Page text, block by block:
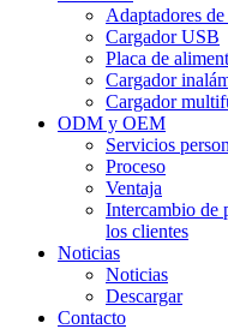
Adaptadores
Cargador USB
Placa de
Cargador
Cargador
ODM y OEM
Servicios
Proceso
Ventaja
Intercambio de
los clientes
Noticias
Noticias
Descargar
Contacto